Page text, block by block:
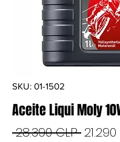
SKU: 01-1502
Aceite Liqui Moly
28.390 CLP Precio